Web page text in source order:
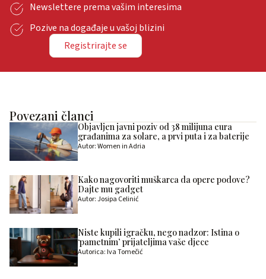
Newslettere prema vašim interesima
Pozive na događaje u vašoj blizini
Registrirajte se
Povezani članci
Objavljen javni poziv od 38 milijuna eura
građanima za solare, a prvi puta i za baterije
Autor: Women in Adria
Kako nagovoriti muškarca da opere podove?
Dajte mu gadget
Autor: Josipa Celinić
Niste kupili igračku, nego nadzor: Istina o
‘pametnim’ prijateljima vaše djece
Autorica: Iva Tomečić